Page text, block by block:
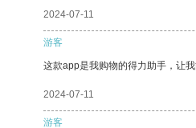
2024-07-11
游客
这款app是我购物的得力助手，让
2024-07-11
游客